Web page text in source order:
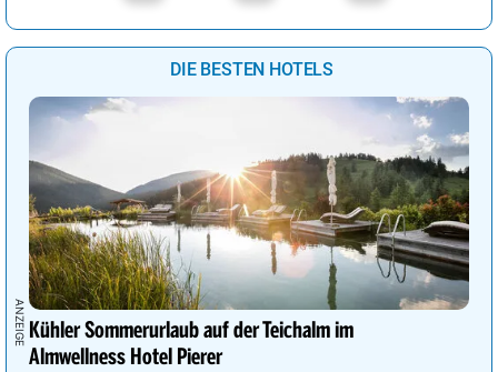
DIE BESTEN HOTELS
Kühler Sommerurlaub auf der Teichalm im
Almwellness Hotel Pierer